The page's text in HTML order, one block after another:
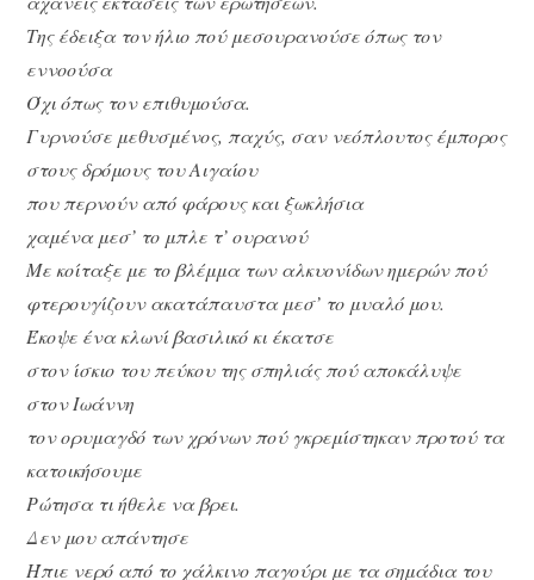
Της έδειξα τον ήλιο πού μεσουρανούσε όπως τον
εννοούσα
Όχι όπως τον επιθυμούσα.
Γυρνούσε μεθυσμένος, παχύς, σαν νεόπλουτος έμπορος
στους δρόμους του Αιγαίου
που περνούν από φάρους και ξωκλήσια
χαμένα μεσ’ το μπλε τ’ ουρανού
Με κοίταξε με το βλέμμα των αλκυονίδων ημερών πού
φτερουγίζουν ακατάπαυστα μεσ’ το μυαλό μου.
Έκοψε ένα κλωνί βασιλικό κι έκατσε
στον ίσκιο του πεύκου της σπηλιάς πού αποκάλυψε
στον Ιωάννη
τον ορυμαγδό των χρόνων πού γκρεμίστηκαν προτού τα
κατοικήσουμε
Ρώτησα τι ήθελε να βρει.
Δεν μου απάντησε
Ήπιε νερό από το χάλκινο παγούρι με τα σημάδια του